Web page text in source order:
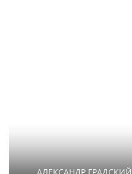
АЛЕКСАНДР ГРАДСКИЙ